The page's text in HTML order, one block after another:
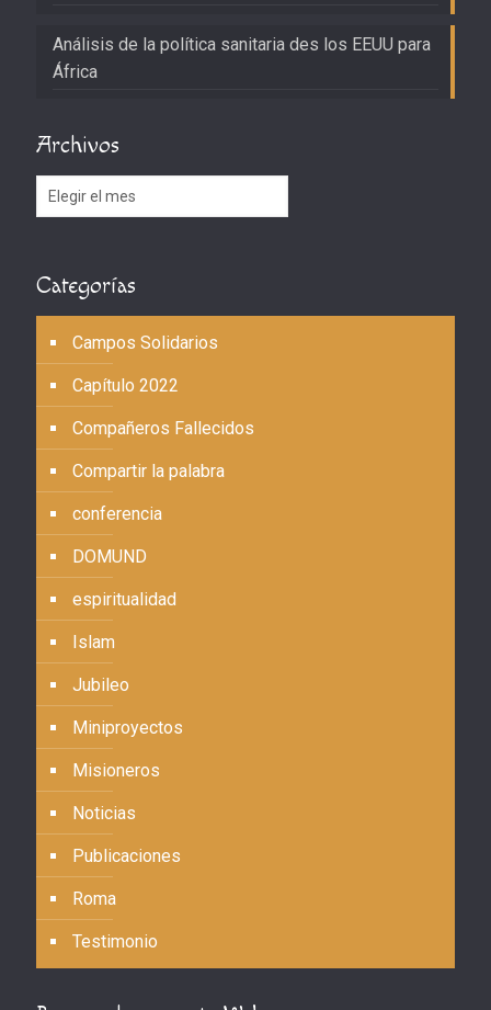
Análisis de la política sanitaria des los EEUU para
África
Archivos
Archivos
Categorías
Campos Solidarios
Capítulo 2022
Compañeros Fallecidos
Compartir la palabra
conferencia
DOMUND
espiritualidad
Islam
Jubileo
Miniproyectos
Misioneros
Noticias
Publicaciones
Roma
Testimonio